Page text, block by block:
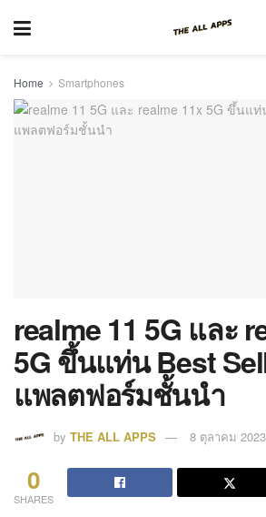
Home Smartphones
realme 11 5G และ
5G ขึ้นแท่น Best
แพลตฟอร์มชั้นนำ
by THE ALL APPS 8 ตุลาคม 2023
0
SHARES